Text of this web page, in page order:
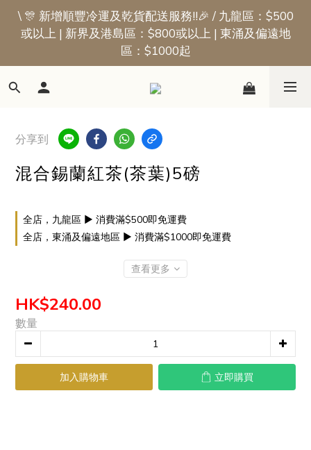
📢新會員優惠 | 首張訂單即享$50迎新獎賞
\ 🎊 新增順豐冷運及乾貨配送服務!!🎉 / 九龍區：$500
或以上 | 新界及港島區：$800或以上 | 東涌及偏遠地
區：$1000起
📢新會員優惠 | 首張訂單即享$50迎新獎賞
分享到
混合錫蘭紅茶(茶葉)5磅
全店，九龍區 ▶ 消費滿$500即免運費
全店，東涌及偏遠地區 ▶ 消費滿$1000即免運費
查看更多
HK$240.00
數量
加入購物車 立即購買